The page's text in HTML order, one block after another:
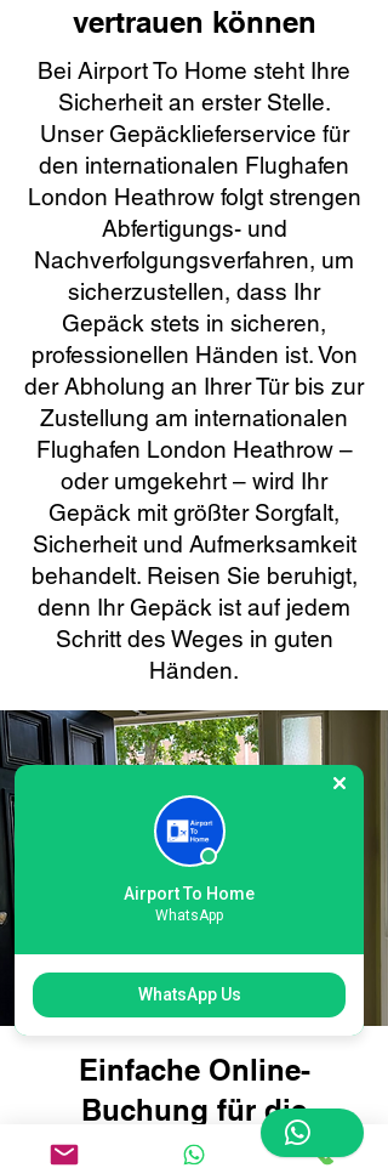
vertrauen können
Bei Airport To Home steht Ihre
Sicherheit an erster Stelle.
Unser Gepäcklieferservice für
den internationalen Flughafen
London Heathrow folgt strengen
Abfertigungs- und
Nachverfolgungsverfahren, um
sicherzustellen, dass Ihr
Gepäck stets in sicheren,
professionellen Händen ist. Von
der Abholung an Ihrer Tür bis zur
Zustellung am internationalen
Flughafen London Heathrow –
oder umgekehrt – wird Ihr
Gepäck mit größter Sorgfalt,
Sicherheit und Aufmerksamkeit
behandelt. Reisen Sie beruhigt,
denn Ihr Gepäck ist auf jedem
Schritt des Weges in guten
Händen.
Einfache Online-
Buchung für die
internationale
Airport To Home
WhatsApp
WhatsApp Us